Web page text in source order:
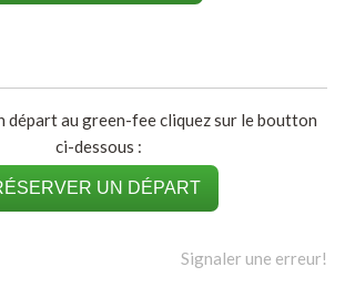
départ au green-fee cliquez sur le boutton
ci-dessous :
UN DÉPART
Signaler une erreur!